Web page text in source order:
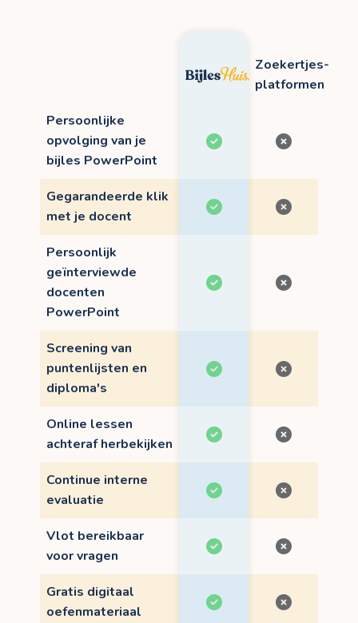
Zoekertjes-
platformen
Persoonlijke
opvolging van je
bijles PowerPoint
Gegarandeerde klik
met je docent
Persoonlijk
geïnterviewde
docenten
PowerPoint
Screening van
puntenlijsten en
diploma's
Online lessen
achteraf herbekijken
Continue interne
evaluatie
Vlot bereikbaar
voor vragen
Gratis digitaal
oefenmateriaal